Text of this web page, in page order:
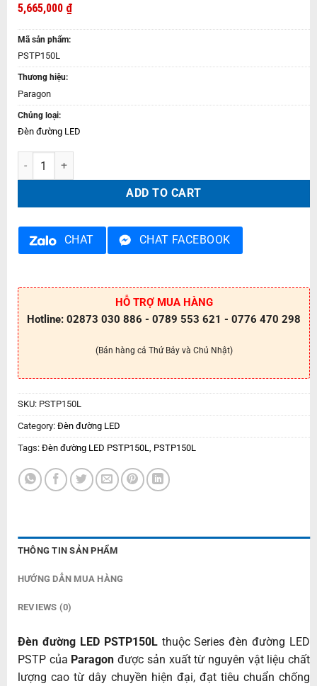
5,665,000 ₫
Mã sản phẩm:
PSTP150L
Thương hiệu:
Paragon
Chủng loại:
Đèn đường LED
Đèn đường LED PSTP150L quantity
ADD TO CART
CHAT CHAT FACEBOOK
HỖ TRỢ MUA HÀNG
Hotline: 02873 030 886 - 0789 553 621 - 0776 470 298
(Bán hàng cả Thứ Bảy và Chủ Nhật)
SKU: PSTP150L
Category: Đèn đường LED
Tags: Đèn đường LED PSTP150L PSTP150L
THÔNG TIN SẢN PHẨM
HƯỚNG DẪN MUA HÀNG
REVIEWS (0)
Đèn đường LED PSTP150Lthuộc Series đèn đường LED
PSTP của Paragon được sản xuất từ nguyên vật liệu chất
lượng cao từ dây chuyền hiện đại, đạt tiêu chuẩn chống